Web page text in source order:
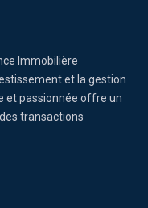
Immobilière
et la gestion
et passionnée offre un
transactions